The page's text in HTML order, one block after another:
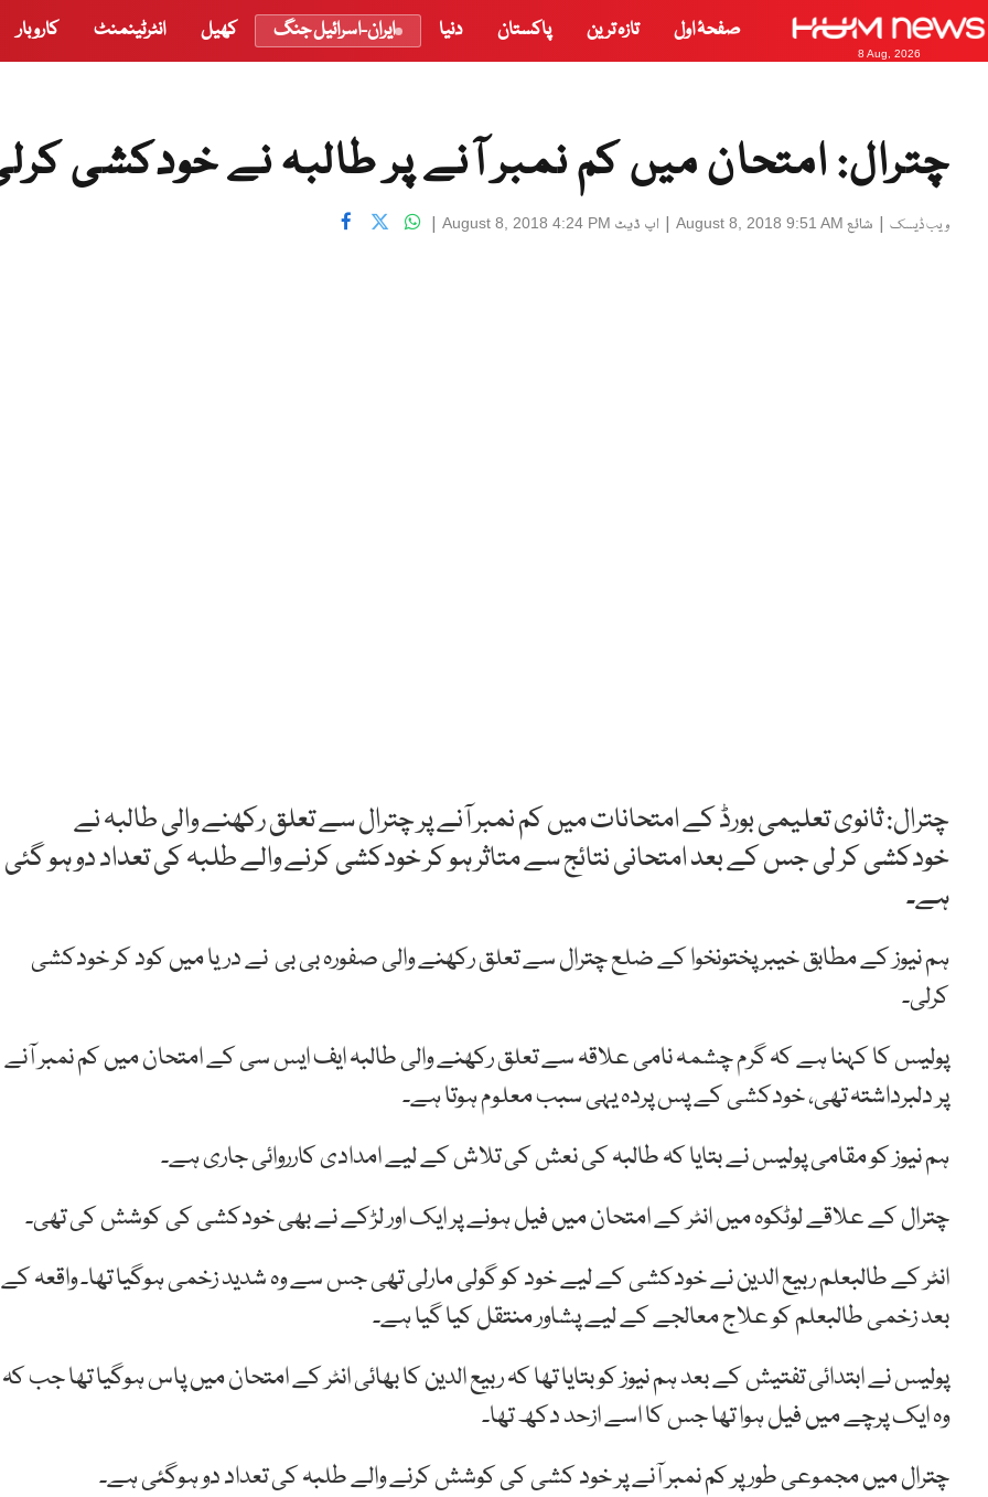
8 Aug, 2026
صفحۂ اول تازہ ترین پاکستان دنیا ایران-اسرائیل جنگ کھیل انٹرٹینمنٹ کاروبار
چترال: امتحان میں کم نمبر آنے پر طالبہ نے خودکشی
ویب ڈیسک | شائع August 8, 2018 9:51 AM
| اپ ڈیٹ August 8, 2018 4:24 PM
|
چترال: ثانوی تعلیمی بورڈ کے امتحانات میں کم نمبر آنے پر چترال سے تعلق رکھنے والی طالبہ نے
خودکشی کر لی جس کے بعد امتحانی نتائج سے متاثر ہو کر خودکشی کرنے والے طلبہ کی تعداد دو ہو گئی
ہے۔
ہم نیوز کے مطابق خیبرپختونخوا کے ضلع چترال سے تعلق رکھنے والی صفورہ بی بی نے دریا میں کود کر خودکشی
کرلی۔
پولیس کا کہنا ہے کہ گرم چشمہ نامی علاقہ سے تعلق رکھنے والی طالبہ ایف ایس سی کے امتحان میں کم نمبر آنے
پر دلبرداشتہ تھی، خودکشی کے پس پردہ یہی سبب معلوم ہوتا ہے۔
ہم نیوز کو مقامی پولیس نے بتایا کہ طالبہ کی نعش کی تلاش کے لیے امدادی کارروائی جاری ہے۔
چترال کے علاقے لوٹکوہ میں انٹر کے امتحان میں فیل ہونے پر ایک اور لڑکے نے بھی خودکشی کی کوشش کی تھی۔
انٹر کے طالبعلم ربیع الدین نے خودکشی کے لیے خود کو گولی مارلی تھی جس سے وہ شدید زخمی ہوگیا تھا۔ واقعہ کے
بعد زخمی طالبعلم کو علاج معالجے کے لیے پشاور منتقل کیا گیا ہے۔
پولیس نے ابتدائی تفتیش کے بعد ہم نیوز کو بتایا تھا کہ ربیع الدین کا بھائی انٹر کے امتحان میں پاس ہوگیا تھا جب کہ
وہ ایک پرچے میں فیل ہوا تھا جس کا اسے ازحد دکھ تھا۔
چترال میں مجموعی طور پر کم نمبر آنے پر خود کشی کی کوشش کرنے والے طلبہ کی تعداد دو ہوگئی ہے۔